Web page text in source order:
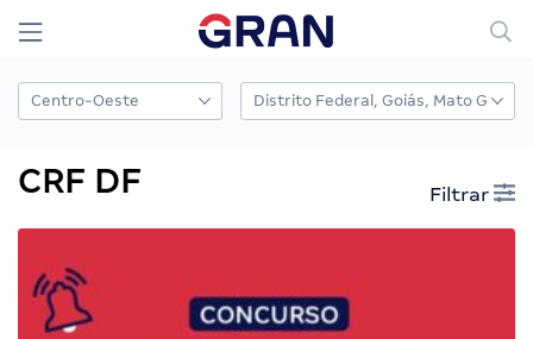
CRF DF Filtrar